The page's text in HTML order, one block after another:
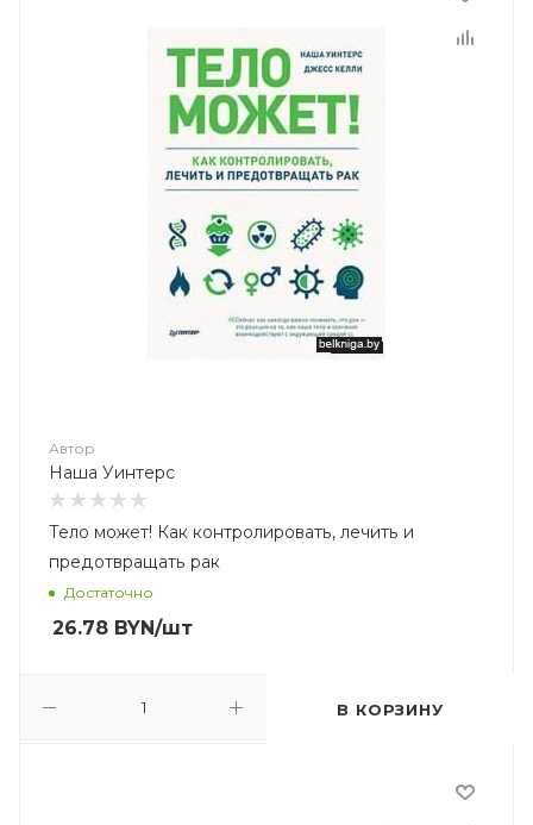
Автор
Наша Уинтерс
Тело может! Как контролировать, лечить и
предотвращать рак
Достаточно
26.78 BYN/шт
В КОРЗИНУ